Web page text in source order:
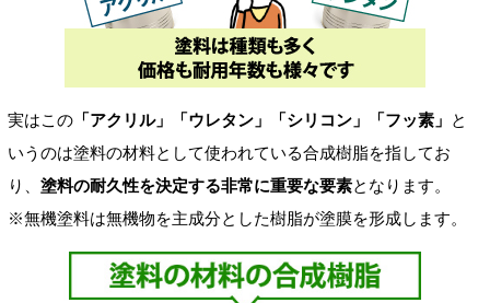
実はこの 「アクリル」「ウレタン」「シリコン」「フッ素」 と
いうのは塗料の材料として使われている合成樹脂を指してお
り、 塗料の耐久性を決定する非常に重要な要素となります。
※無機塗料は無機物を主成分とした樹脂が塗膜を形成します。